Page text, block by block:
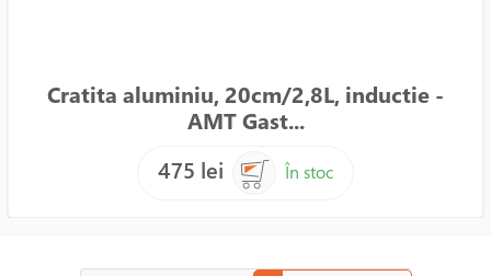
Cratita aluminiu, 20cm/2,8L, inductie -
AMT Gast...
475 lei
În stoc